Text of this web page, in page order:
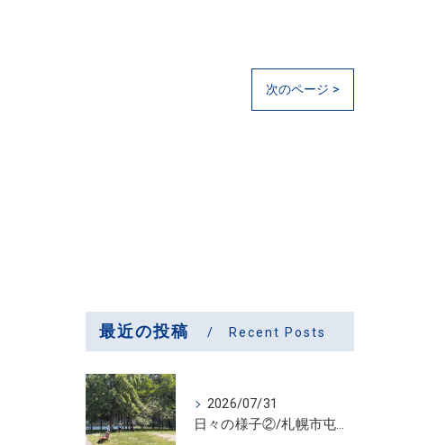
次のページ >
最近の投稿 Recent Posts
2026/07/31
日々の様子②/札幌市屯田・放課後等デイサービス くるわーる